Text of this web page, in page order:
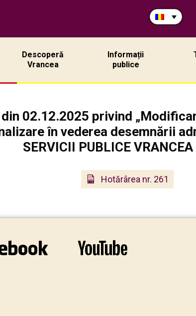
Descoperă
Vrancea
Informații
publice
02.12.2025 privind
în vederea desemnării
SERVICII PUBLICE VRANCEA
Hotărârea nr. 261